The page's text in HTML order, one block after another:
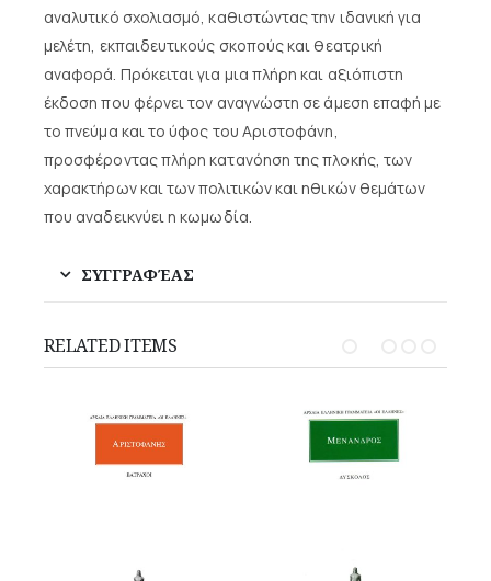
αναλυτικό σχολιασμό, καθιστώντας την ιδανική για
μελέτη, εκπαιδευτικούς σκοπούς και θεατρική
αναφορά. Πρόκειται για μια πλήρη και αξιόπιστη
έκδοση που φέρνει τον αναγνώστη σε άμεση επαφή με
το πνεύμα και το ύφος του Αριστοφάνη,
προσφέροντας πλήρη κατανόηση της πλοκής, των
χαρακτήρων και των πολιτικών και ηθικών θεμάτων
που αναδεικνύει η κωμωδία.
ΣΥΓΓΡΑΦΈΑΣ
RELATED ITEMS